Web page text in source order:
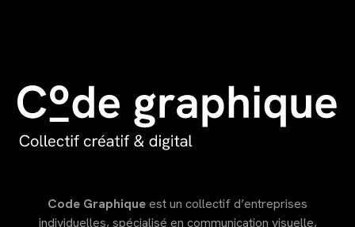
Code Graphiqueest un collectif d’entreprises
individuelles, spécialisé en communication visuelle,